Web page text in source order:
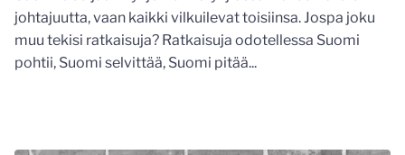
johtajuutta, vaan kaikki vilkuilevat toisiinsa. Jospa joku
muu tekisi ratkaisuja? Ratkaisuja odotellessa Suomi
pohtii, Suomi selvittää, Suomi pitää...